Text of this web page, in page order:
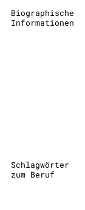
Biographische
Informationen
Schlagwörter
zum Beruf